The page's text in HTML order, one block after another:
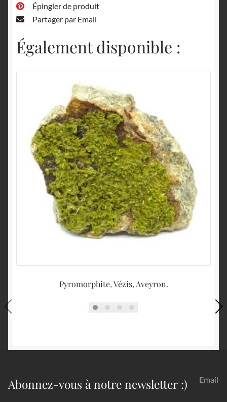
Épingler de produit
Partager par Email
Également disponible :
Pyromorphite, Vézis, Aveyron.
Abonnez-vous à notre newsletter :) Email